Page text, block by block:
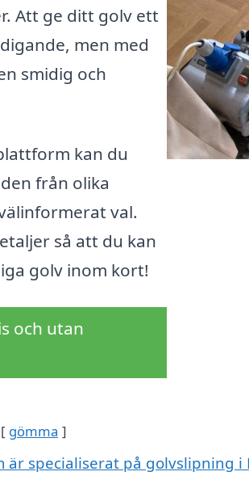
Att ge ditt golv ett
men med
smidig och
kan du
från olika
val.
så att du kan
golv inom kort!
och utan
gömma
är specialiserat på golvslipning i